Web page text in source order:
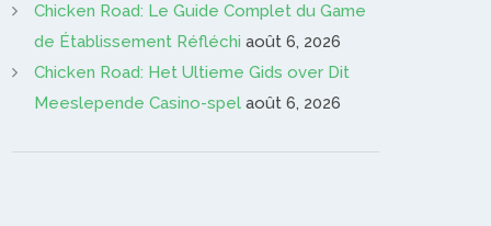
Chicken Road: Le Guide Complet du Game
de Établissement Réfléchi août 6, 2026
Chicken Road: Het Ultieme Gids over Dit
Meeslepende Casino-spel août 6, 2026